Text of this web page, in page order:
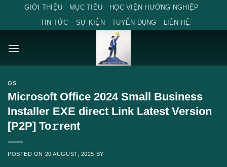
content
GIỚI THIỆU MỤC TIÊU
HỌC VIỆN HƯỚNG NGHIỆP
TIN TỨC – SỰ KIỆN
TUYỂN DỤNG LIÊN HỆ
OS
Microsoft Office 2024 Small Business
Installer EXE direct Link Latest Version
[P2P] To𝚛rent
POSTED ON 20 AUGUST, 2025 BY